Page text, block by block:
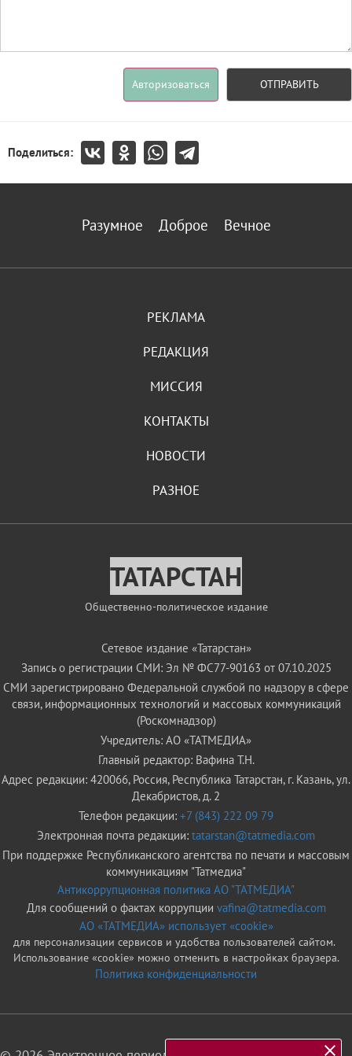
Авторизоваться ОТПРАВИТЬ
Поделиться:
Разумное Доброе Вечное
РЕКЛАМА
РЕДАКЦИЯ
МИССИЯ
КОНТАКТЫ
НОВОСТИ
РАЗНОЕ
ТАТАРСТАН
Общественно-политическое издание
Сетевое издание «Татарстан»
Запись о регистрации СМИ: Эл № ФС77-90163 от 07.10.2025
СМИ зарегистрировано Федеральной службой по надзору в сфере
связи, информационных технологий и массовых коммуникаций
(Роскомнадзор)
Учредитель: АО «ТАТМЕДИА»
Главный редактор: Вафина Т.Н.
Адрес редакции: 420066, Россия, Республика Татарстан, г. Казань, ул.
Декабристов, д. 2
Телефон редакции: +7 (843) 222 09 79
Электронная почта редакции: tatarstan@tatmedia.com
При поддержке Республиканского агентства по печати и массовым
коммуникациям "Татмедиа"
Антикоррупционная политика АО "ТАТМЕДИА"
Для сообщений о фактах коррупции vafina@tatmedia.com
АО «ТАТМЕДИА» использует «cookie»
для персонализации сервисов и удобства пользователей сайтом.
Использование «cookie» можно отменить в настройках браузера.
Политика конфиденциальности